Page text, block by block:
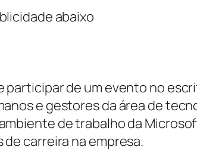
abaixo
de um evento no
e gestores da área de
de trabalho da
carreira na empresa.